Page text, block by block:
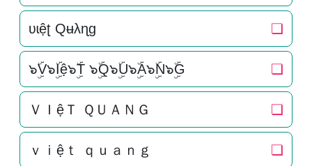
ʋɩệʈ Qʉλɳɡ ❏
๖ۣۜV๖ۣۜIệ๖ۣۜT ๖ۣۜQ๖ۣۜU๖ۣۜA๖ۣۜN๖ۣۜG ❏
ＶＩệＴ ＱＵＡＮＧ ❏
ｖｉệｔ ｑｕａｎｇ ❏